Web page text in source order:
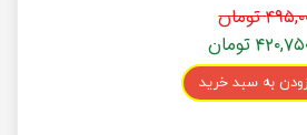
تومان
تومان
به سبد خرید